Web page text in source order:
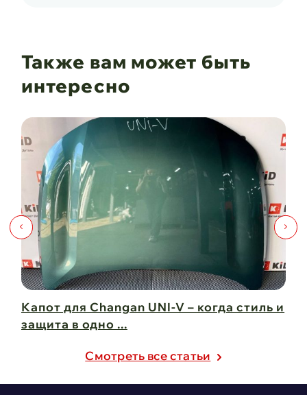
Также вам может быть
интересно
Капот для Changan UNI-V – когда стиль и
защита в одно ...
Cмотреть все статьи